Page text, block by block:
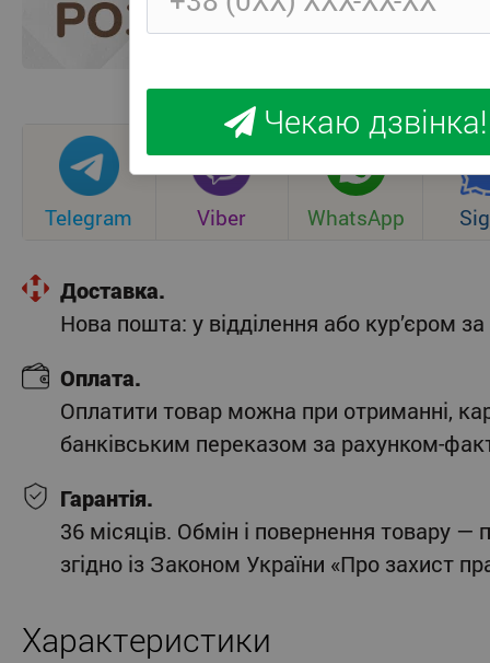
Telegram Viber WhatsApp
Доставка.
Нова пошта: у відділення або кур’єром
Оплата.
Оплатити товар можна при отриманні,
банківським переказом за рахунком-
Гарантія.
36 місяців. Обмін і повернення товару —
згідно із Законом України «Про захист
Характеристики
Чекаю дзвінка!